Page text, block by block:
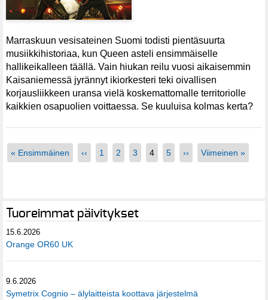
Marraskuun vesisateinen Suomi todisti pientäsuurta
musiikkihistoriaa, kun Queen asteli ensimmäiselle
hallikeikalleen täällä. Vain hiukan reilu vuosi aikaisemmin
Kaisaniemessä jyrännyt ikiorkesteri teki oivallisen
korjausliikkeen uransa vielä koskemattomalle territoriolle
kaikkien osapuolien voittaessa. Se kuuluisa kolmas kerta?
« Ensimmäinen ‹‹ 1 2 3 4 5 ›› Viimeinen »
Tuoreimmat päivitykset
15.6.2026
Orange OR60 UK
9.6.2026
Symetrix Cognio – älylaitteista koottava järjestelmä